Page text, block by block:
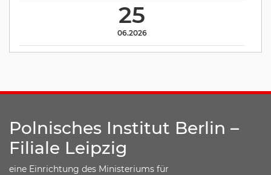
25
06.2026
Polnisches Institut Berlin –
Filiale Leipzig
eine Einrichtung des Ministeriums für